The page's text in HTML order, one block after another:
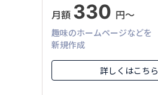
月額 330 円〜
趣味のホームページなどを
新規作成
詳しくはこちら